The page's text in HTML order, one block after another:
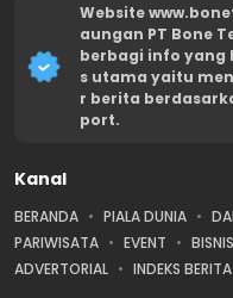
Website
aungan PT Bone
berbagi info yang
s utama yaitu
r berita
port.
Kanal
BERANDA PIALA DUNIA
PARIWISATA
EVENT BISNIS
ADVERTORIAL
INDEKS BERITA